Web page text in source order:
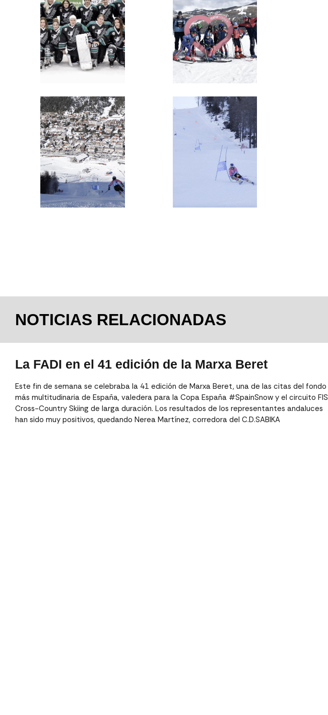
NOTICIAS RELACIONADAS
La FADI en el 41 edición de la Marxa Beret
Este fin de semana se celebraba la 41 edición de Marxa Beret, una de las citas del fondo
más multitudinaria de España, valedera para la Copa España #SpainSnow y el circuito FIS
Cross-Country Skiing de larga duración. Los resultados de los representantes andaluces
han sido muy positivos, quedando Nerea Martínez, corredora del C.D.SABIKA